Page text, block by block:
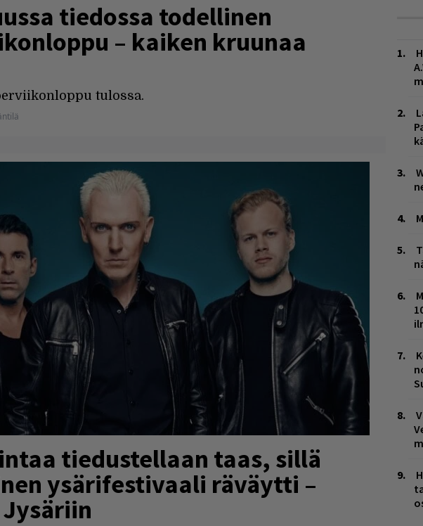
tiedossa todellinen
– kaiken kruunaa
tulossa.
tiedustellaan taas, sillä
ysärifestivaali räväytti –